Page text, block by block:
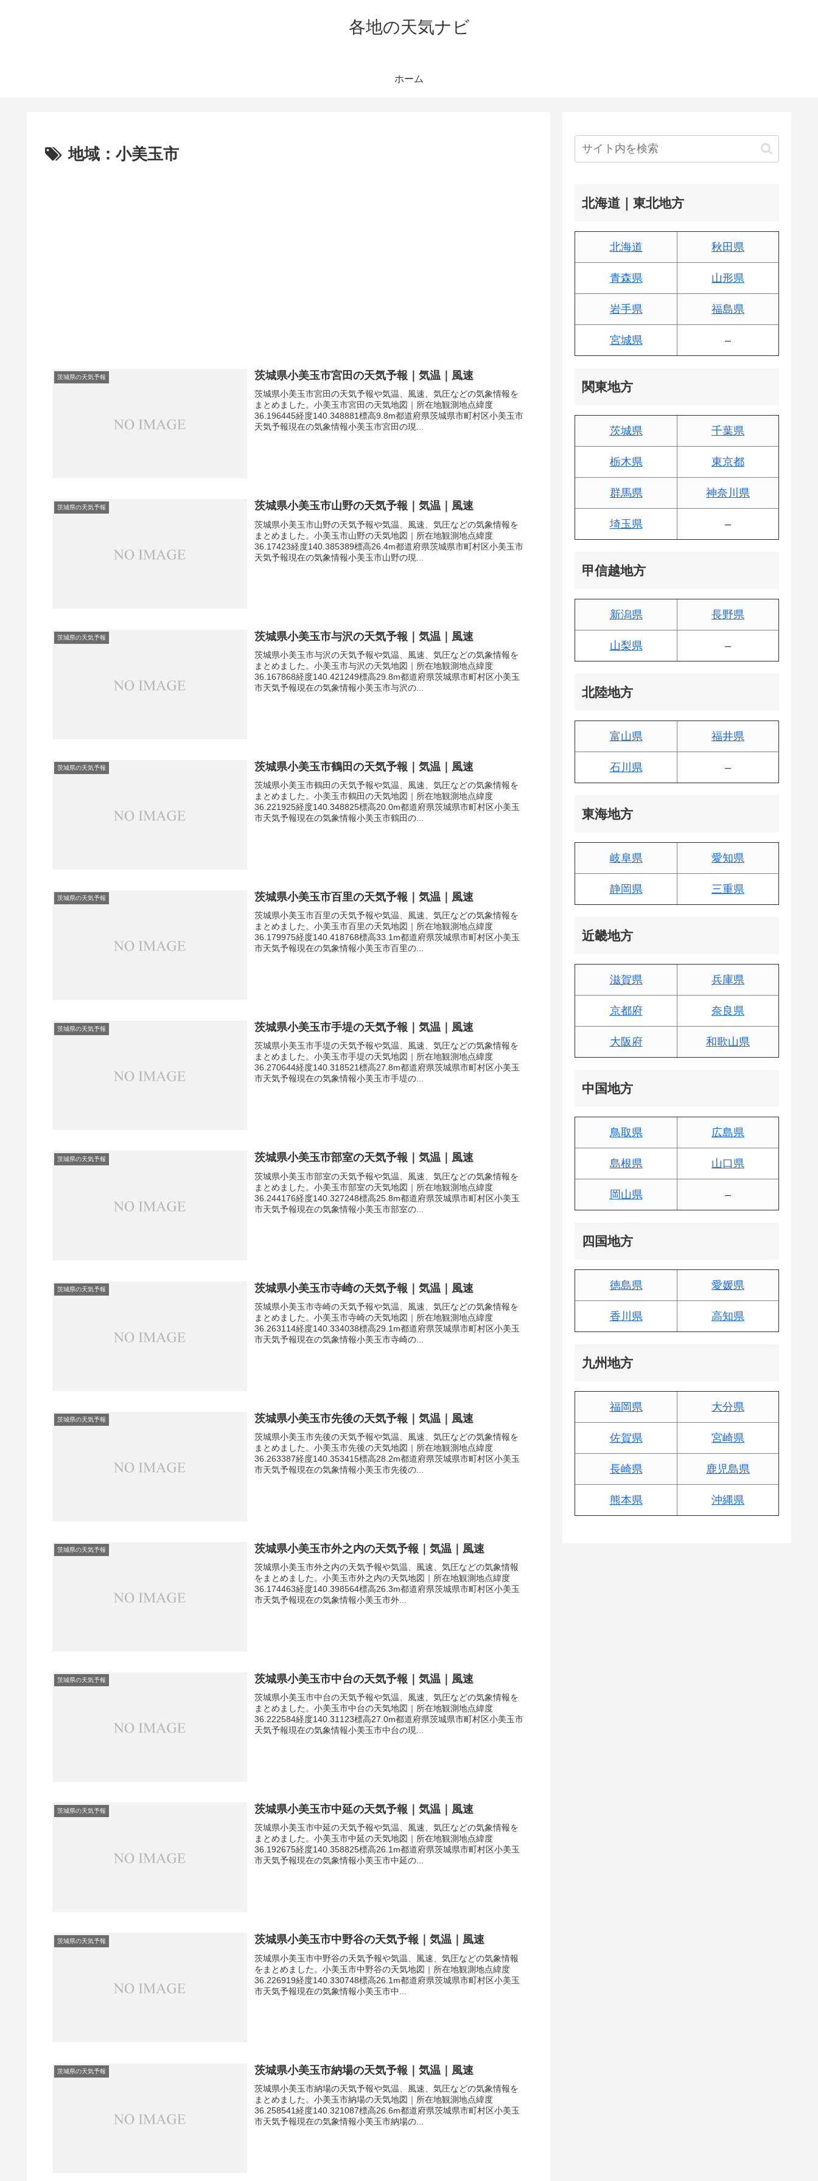
各地の天気ナビ
ホーム
地域：小美玉市
茨城県の天気予報 茨城県小美玉市宮田の天気予報｜気温｜風速
茨城県小美玉市宮田の天気予報や気温、風速、気圧などの気象情報を
まとめました。小美玉市宮田の天気地図｜所在地観測地点緯度
36.196445経度140.348881標高9.8m都道府県茨城県市町村区小美玉市
天気予報現在の気象情報小美玉市宮田の現...
茨城県の天気予報 茨城県小美玉市山野の天気予報｜気温｜風速
茨城県小美玉市山野の天気予報や気温、風速、気圧などの気象情報を
まとめました。小美玉市山野の天気地図｜所在地観測地点緯度
36.17423経度140.385389標高26.4m都道府県茨城県市町村区小美玉市
天気予報現在の気象情報小美玉市山野の現...
茨城県の天気予報 茨城県小美玉市与沢の天気予報｜気温｜風速
茨城県小美玉市与沢の天気予報や気温、風速、気圧などの気象情報を
まとめました。小美玉市与沢の天気地図｜所在地観測地点緯度
36.167868経度140.421249標高29.8m都道府県茨城県市町村区小美玉
市天気予報現在の気象情報小美玉市与沢の...
茨城県の天気予報 茨城県小美玉市鶴田の天気予報｜気温｜風速
茨城県小美玉市鶴田の天気予報や気温、風速、気圧などの気象情報を
まとめました。小美玉市鶴田の天気地図｜所在地観測地点緯度
36.221925経度140.348825標高20.0m都道府県茨城県市町村区小美玉
市天気予報現在の気象情報小美玉市鶴田の...
茨城県の天気予報 茨城県小美玉市百里の天気予報｜気温｜風速
茨城県小美玉市百里の天気予報や気温、風速、気圧などの気象情報を
まとめました。小美玉市百里の天気地図｜所在地観測地点緯度
36.179975経度140.418768標高33.1m都道府県茨城県市町村区小美玉
市天気予報現在の気象情報小美玉市百里の...
茨城県の天気予報 茨城県小美玉市手堤の天気予報｜気温｜風速
茨城県小美玉市手堤の天気予報や気温、風速、気圧などの気象情報を
まとめました。小美玉市手堤の天気地図｜所在地観測地点緯度
36.270644経度140.318521標高27.8m都道府県茨城県市町村区小美玉
市天気予報現在の気象情報小美玉市手堤の...
茨城県の天気予報 茨城県小美玉市部室の天気予報｜気温｜風速
茨城県小美玉市部室の天気予報や気温、風速、気圧などの気象情報を
まとめました。小美玉市部室の天気地図｜所在地観測地点緯度
36.244176経度140.327248標高25.8m都道府県茨城県市町村区小美玉
市天気予報現在の気象情報小美玉市部室の...
茨城県の天気予報 茨城県小美玉市寺崎の天気予報｜気温｜風速
茨城県小美玉市寺崎の天気予報や気温、風速、気圧などの気象情報を
まとめました。小美玉市寺崎の天気地図｜所在地観測地点緯度
36.263114経度140.334038標高29.1m都道府県茨城県市町村区小美玉
市天気予報現在の気象情報小美玉市寺崎の...
茨城県の天気予報 茨城県小美玉市先後の天気予報｜気温｜風速
茨城県小美玉市先後の天気予報や気温、風速、気圧などの気象情報を
まとめました。小美玉市先後の天気地図｜所在地観測地点緯度
36.263387経度140.353415標高28.2m都道府県茨城県市町村区小美玉
市天気予報現在の気象情報小美玉市先後の...
茨城県の天気予報 茨城県小美玉市外之内の天気予報｜気温｜風速
茨城県小美玉市外之内の天気予報や気温、風速、気圧などの気象情報
をまとめました。小美玉市外之内の天気地図｜所在地観測地点緯度
36.174463経度140.398564標高26.3m都道府県茨城県市町村区小美玉
市天気予報現在の気象情報小美玉市外...
茨城県の天気予報 茨城県小美玉市中台の天気予報｜気温｜風速
茨城県小美玉市中台の天気予報や気温、風速、気圧などの気象情報を
まとめました。小美玉市中台の天気地図｜所在地観測地点緯度
36.222584経度140.31123標高27.0m都道府県茨城県市町村区小美玉市
天気予報現在の気象情報小美玉市中台の現...
茨城県の天気予報 茨城県小美玉市中延の天気予報｜気温｜風速
茨城県小美玉市中延の天気予報や気温、風速、気圧などの気象情報を
まとめました。小美玉市中延の天気地図｜所在地観測地点緯度
36.192675経度140.358825標高26.1m都道府県茨城県市町村区小美玉
市天気予報現在の気象情報小美玉市中延の...
茨城県の天気予報 茨城県小美玉市中野谷の天気予報｜気温｜風速
茨城県小美玉市中野谷の天気予報や気温、風速、気圧などの気象情報
をまとめました。小美玉市中野谷の天気地図｜所在地観測地点緯度
36.226919経度140.330748標高26.1m都道府県茨城県市町村区小美玉
市天気予報現在の気象情報小美玉市中...
茨城県の天気予報 茨城県小美玉市納場の天気予報｜気温｜風速
茨城県小美玉市納場の天気予報や気温、風速、気圧などの気象情報を
まとめました。小美玉市納場の天気地図｜所在地観測地点緯度
36.258541経度140.321087標高26.6m都道府県茨城県市町村区小美玉
市天気予報現在の気象情報小美玉市納場の...
北海道｜東北地方
北海道 秋田県
青森県 山形県
岩手県 福島県
宮城県 –
関東地方
茨城県 千葉県
栃木県 東京都
群馬県 神奈川県
埼玉県 –
甲信越地方
新潟県 長野県
山梨県 –
北陸地方
富山県 福井県
石川県 –
東海地方
岐阜県 愛知県
静岡県 三重県
近畿地方
滋賀県 兵庫県
京都府 奈良県
大阪府 和歌山県
中国地方
鳥取県 広島県
島根県 山口県
岡山県 –
四国地方
徳島県 愛媛県
香川県 高知県
九州地方
福岡県 大分県
佐賀県 宮崎県
長崎県 鹿児島県
熊本県 沖縄県